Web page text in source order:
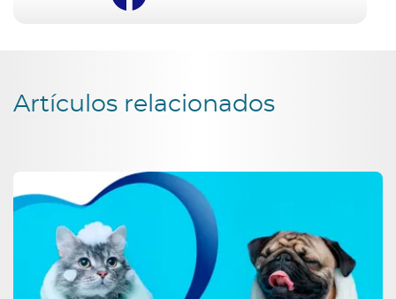
Artículos relacionados